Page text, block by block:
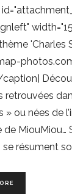
'Charles
retrouvées
» ou nées de
de MiouMiou…
se résument